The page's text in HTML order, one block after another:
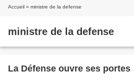
Accueil » ministre de la defense
ministre de la defense
La Défense ouvre ses portes